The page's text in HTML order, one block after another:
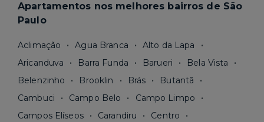
Apartamentos nos melhores bairros de São
Paulo
Aclimação Agua Branca
Alto da Lapa
Aricanduva
Barra Funda Barueri
Bela Vista
Belenzinho
Brooklin Brás
Butantã
Cambuci
Campo Belo
Campo Limpo
Campos Elíseos
Carandiru
Centro